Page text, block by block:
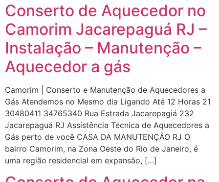
Conserto de Aquecedor no
Camorim Jacarepaguá RJ –
Instalação – Manutenção –
Aquecedor a gás
Camorim | Conserto e Manutenção de Aquecedores a
Gás Atendemos no Mesmo dia Ligando Até 12 Horas 21
30480411 34765340 Rua Estrada Jacarepagiá 232
Jacarepaguá RJ Assistência Técnica de Aquecedores a
Gás perto de você CASA DA MANUTENÇÃO RJ O
bairro Camorim, na Zona Oeste do Rio de Janeiro, é
uma região residencial em expansão, […]